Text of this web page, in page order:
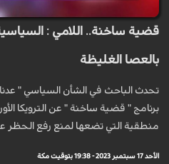
قضية ساخنة.. اللامي :
بالعصا الغليظة
تحدث الباحث في الشأن السياسي "
برنامج " قضية ساخنة " عن الترويكا
منطقية التي تضعها لمنع رفع الحظر عن
الأحد 17 سبتمبر 2023 - 19:38 بتوقيت مكة